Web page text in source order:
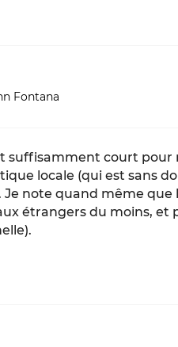
Fontana
suffisamment court pour
locale (qui est sans
note quand même que
étrangers du moins, et